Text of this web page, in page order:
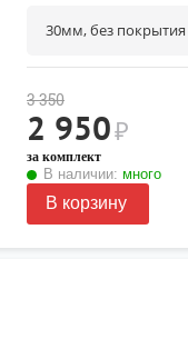
30мм, без покрытия
3 350
2 950₽
за комплект
В наличии: много
В корзину